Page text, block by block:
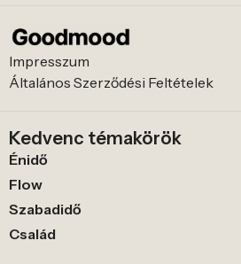
Impresszum
Általános Szerződési Feltételek
Kedvenc témakörök
Énidő
Flow
Szabadidő
Család